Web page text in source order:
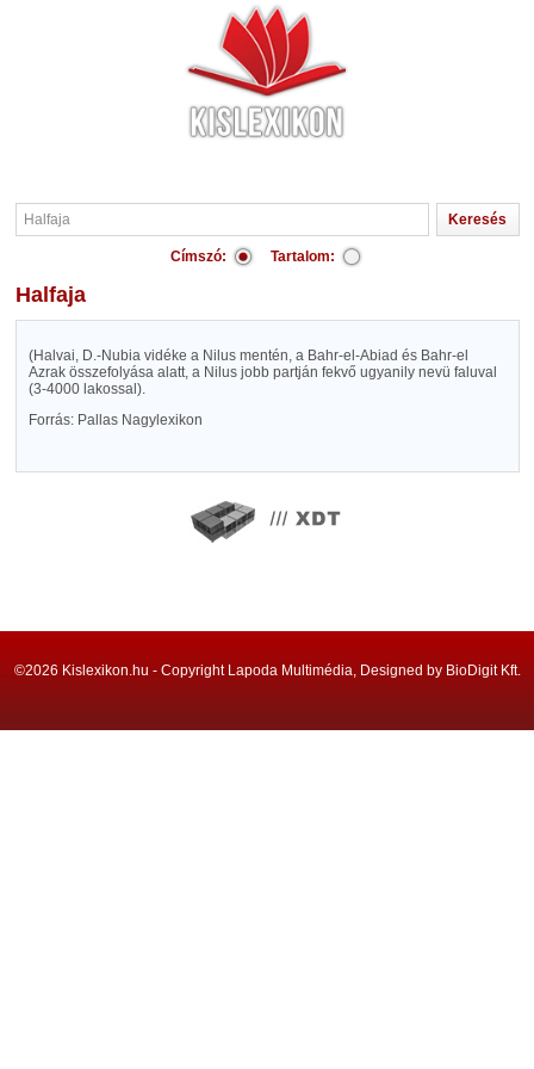
Címszó: Tartalom:
Halfaja
(Halvai, D.-Nubia vidéke a Nilus mentén, a Bahr-el-Abiad és Bahr-el
Azrak összefolyása alatt, a Nilus jobb partján fekvő ugyanily nevü faluval
(3-4000 lakossal).
Forrás: Pallas Nagylexikon
©2026 Kislexikon.hu - Copyright Lapoda Multimédia, Designed by BioDigit Kft.